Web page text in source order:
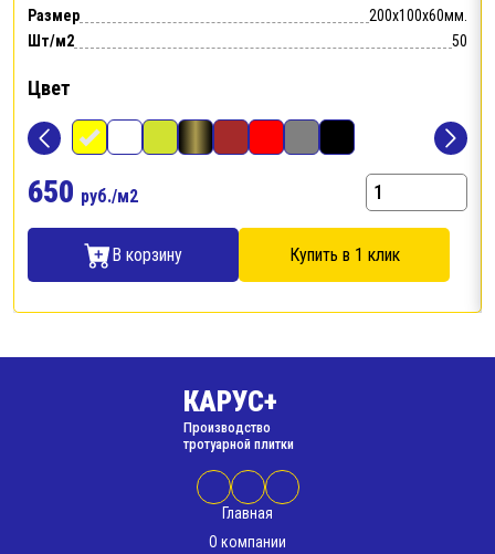
Размер
200x100x60мм.
Шт/м2
50
Цвет
650 руб./м2
В корзину Купить в 1 клик
КАРУС+
Производство
тротуарной плитки
Главная
О компании